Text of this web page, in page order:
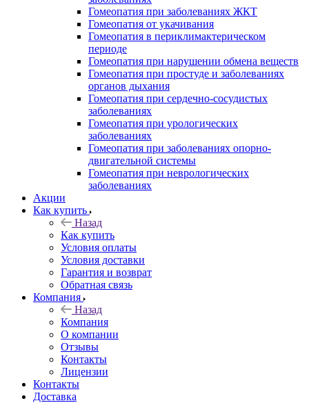
Гомеопатия при заболеваниях ЖКТ
Гомеопатия от укачивания
Гомеопатия в периклимактерическом
периоде
Гомеопатия при нарушении обмена веществ
Гомеопатия при простуде и заболеваниях
органов дыхания
Гомеопатия при сердечно-сосудистых
заболеваниях
Гомеопатия при урологических
заболеваниях
Гомеопатия при заболеваниях опорно-
двигательной системы
Гомеопатия при неврологических
заболеваниях
Акции
Как купить
Назад
Как купить
Условия оплаты
Условия доставки
Гарантия и возврат
Обратная связь
Компания
Назад
Компания
О компании
Отзывы
Контакты
Лицензии
Контакты
Доставка